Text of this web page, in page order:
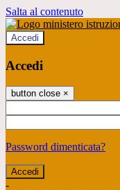
Salta al contenuto
Accedi
Accedi
button close ×
Password dimenticata?
-